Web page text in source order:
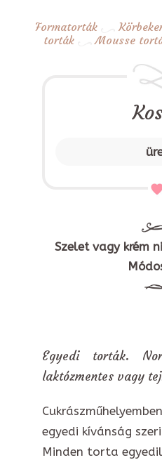
Formatorták
torták
Mousse
Szelet vagy krém
Egyedi torták.
laktózmentes vagy
egyedi kívánság
Minden torta